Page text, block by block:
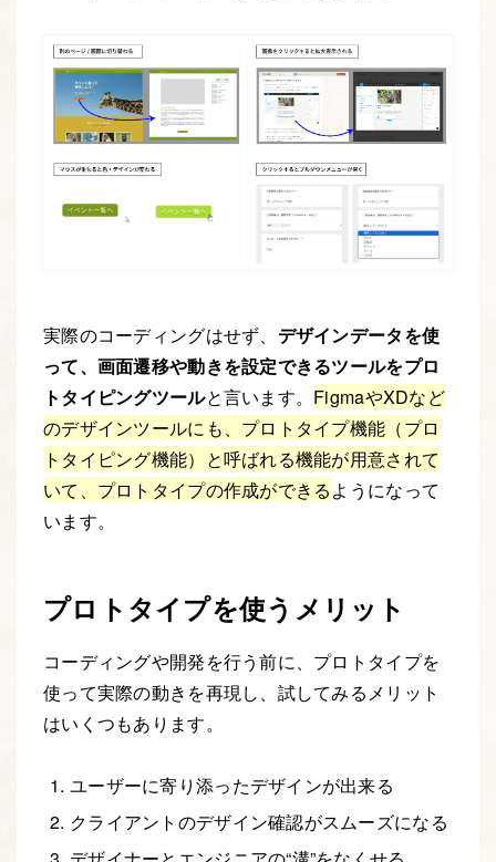
実際のコーディングはせず、 デザインデータを使
って、画面遷移や動きを設定できるツールをプロ
トタイピングツールと言います。 FigmaやXDなど
のデザインツールにも、プロトタイプ機能（プロ
トタイピング機能）と呼ばれる機能が用意されて
いて、プロトタイプの作成ができるようになって
います。
プロトタイプを使うメリット
コーディングや開発を行う前に、プロトタイプを
使って実際の動きを再現し、試してみるメリット
はいくつもあります。
ユーザーに寄り添ったデザインが出来る
クライアントのデザイン確認がスムーズになる